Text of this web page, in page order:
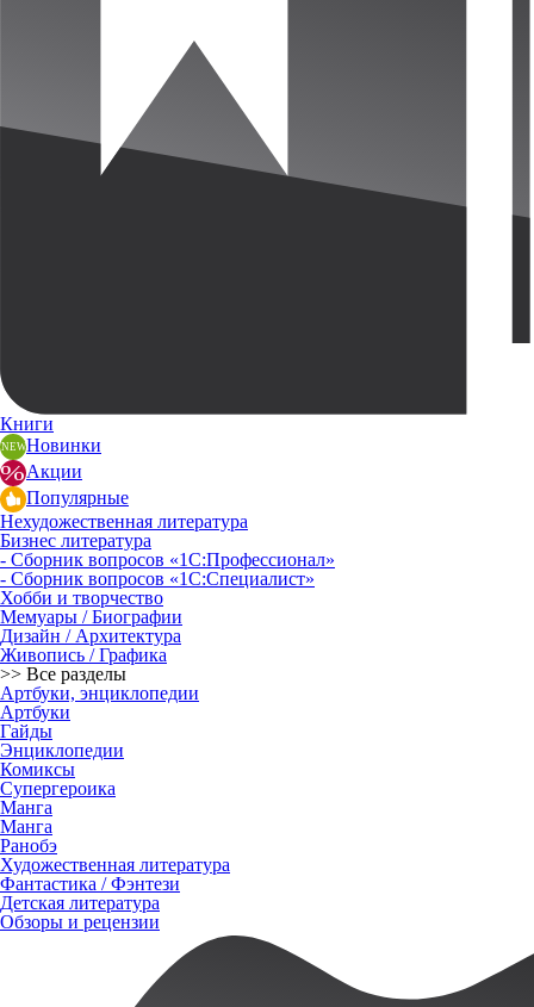
Книги
Новинки
Акции
Популярные
Нехудожественная литература
Бизнес литература
- Сборник вопросов «1С:Профессионал»
- Сборник вопросов «1С:Специалист»
Хобби и творчество
Мемуары / Биографии
Дизайн / Архитектура
Живопись / Графика
>> Все разделы
Артбуки, энциклопедии
Артбуки
Гайды
Энциклопедии
Комиксы
Супергероика
Манга
Манга
Ранобэ
Художественная литература
Фантастика / Фэнтези
Детская литература
Обзоры и рецензии